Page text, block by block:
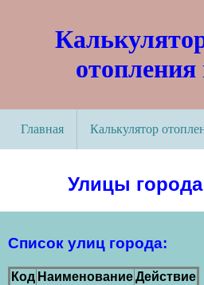
Главная Калькулятор
Улицы
Список улиц города:
Код НаименованиеДействие